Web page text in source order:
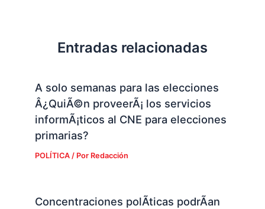
Entradas relacionadas
A solo semanas para las elecciones
Â¿QuiÃ©n proveerÃ¡ los servicios
informÃ¡ticos al CNE para elecciones
primarias?
POLÍTICA/ Por Redacción
Concentraciones polÃ­ticas podrÃ­an